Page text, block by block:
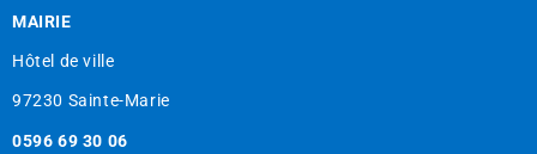
MAIRIE
Hôtel de ville
97230 Sainte-Marie
0596 69 30 06